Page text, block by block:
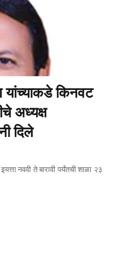
यांच्याकडे किनवट
अध्यक्ष
दिले
नववी ते बारावी पर्यंतची शाळा २३